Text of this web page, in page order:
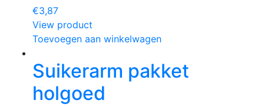
€3,87
View product
Toevoegen aan winkelwagen
Suikerarm pakket
holgoed